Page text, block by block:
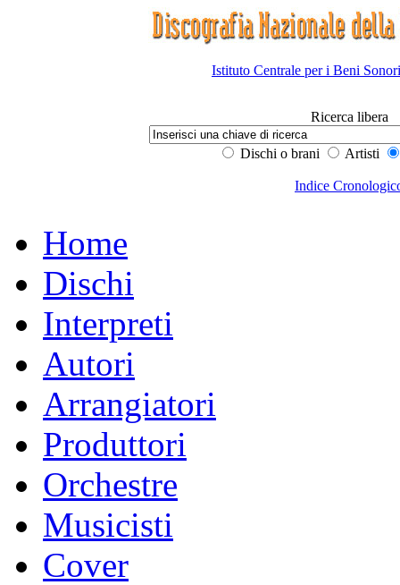
Istituto Centrale per i Beni
Ricerca libera
Dischi o brani Artisti
Indice
Home
Dischi
Interpreti
Autori
Arrangiatori
Produttori
Orchestre
Musicisti
Cover